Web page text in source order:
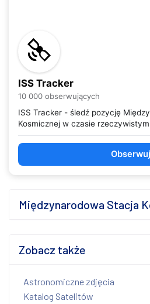
ISS Tracker
10 000 obserwujących
ISS Tracker - śledź pozycję
Kosmicznej w czasie
Obserwuj
Międzynarodowa Stacja
Zobacz także
Astronomiczne zdjęcia
Katalog Satelitów